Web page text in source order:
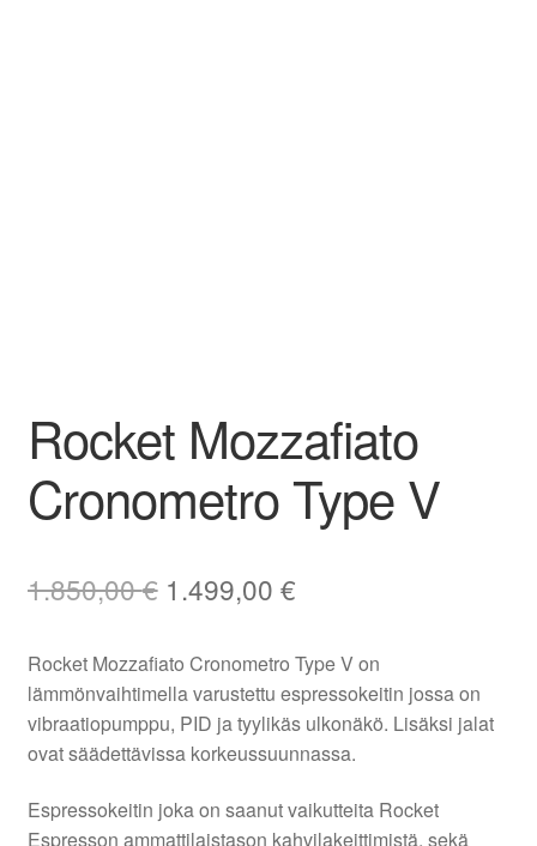
Rocket Mozzafiato
Cronometro Type V
1.850,00€ Alkuperäinen
oli:
1.850,00 €.
1.499,00 €Nykyinen
on:
1.499,00 €.
Rocket Mozzafiato Cronometro Type V on
lämmönvaihtimella varustettu espressokeitin jossa on
vibraatiopumppu, PID ja tyylikäs ulkonäkö. Lisäksi jalat
ovat säädettävissa korkeussuunnassa.
Espressokeitin joka on saanut vaikutteita Rocket
Espresson ammattilaistason kahvilakeittimistä, sekä